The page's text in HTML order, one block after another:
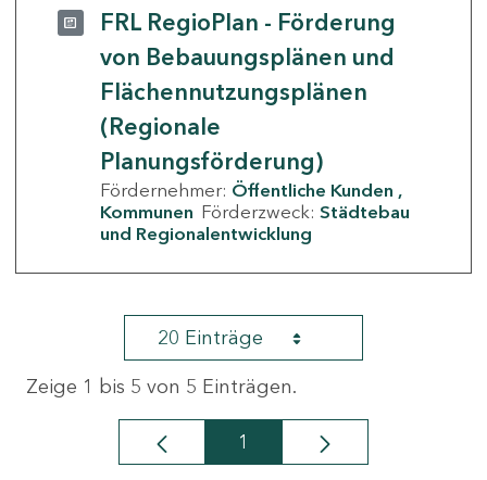
FRL RegioPlan - Förderung
von Bebauungsplänen und
Flächennutzungsplänen
(Regionale
Planungsförderung)
Fördernehmer: Öffentliche Kunden
Kommunen Förderzweck: Städtebau
und Regionalentwicklung
20 Einträge
Zeige 1 bis 5 von 5 Einträgen.
Seite
1